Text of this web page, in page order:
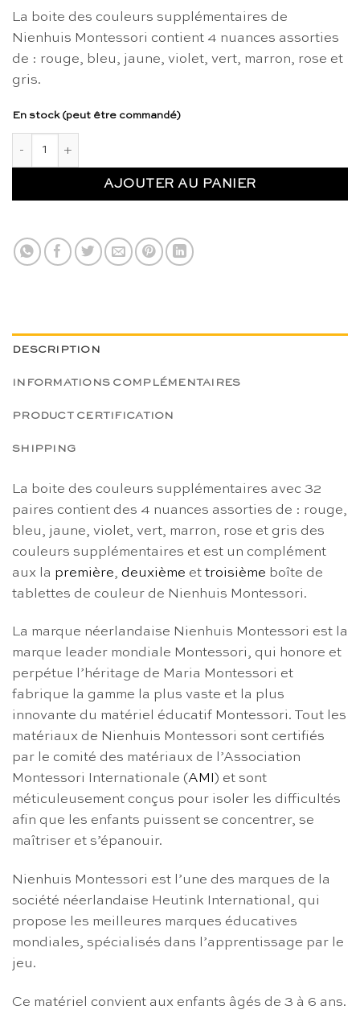
La boite des couleurs supplémentaires de
Nienhuis Montessori contient 4 nuances assorties
de : rouge, bleu, jaune, violet, vert, marron, rose et
gris.
En stock (peut être commandé)
AJOUTER AU PANIER
DESCRIPTION
INFORMATIONS COMPLÉMENTAIRES
PRODUCT CERTIFICATION
SHIPPING
La boite des couleurs supplémentaires avec 32
paires contient des 4 nuances assorties de : rouge,
bleu, jaune, violet, vert, marron, rose et gris des
couleurs supplémentaires et est un complément
aux la première, deuxième et troisième boîte de
tablettes de couleur de Nienhuis Montessori.
La marque néerlandaise Nienhuis Montessori est la
marque leader mondiale Montessori, qui honore et
perpétue l’héritage de Maria Montessori et
fabrique la gamme la plus vaste et la plus
innovante du matériel éducatif Montessori. Tout les
matériaux de Nienhuis Montessori sont certifiés
par le comité des matériaux de l’Association
Montessori Internationale (AMI) et sont
méticuleusement conçus pour isoler les difficultés
afin que les enfants puissent se concentrer, se
maîtriser et s’épanouir.
Nienhuis Montessori est l’une des marques de la
société néerlandaise Heutink International, qui
propose les meilleures marques éducatives
mondiales, spécialisés dans l’apprentissage par le
jeu.
Ce matériel convient aux enfants âgés de 3 à 6 ans.